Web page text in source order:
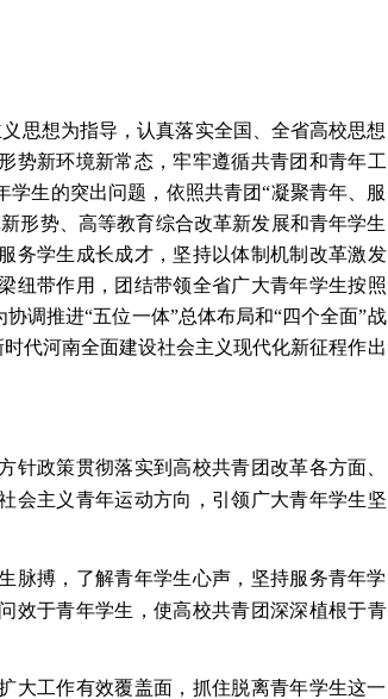
思想为指导，认真落实全国、全省高校思想
势新环境新常态，牢牢遵循共青团和青年工
生的突出问题，依照共青团“凝聚青年、服
形势、高等教育综合改革新发展和青年学生
务学生成长成才，坚持以体制机制改革激发
纽带作用，团结带领全省广大青年学生按照
调推进“五位一体”总体布局和“四个全面”战
代河南全面建设社会主义现代化新征程作出
政策贯彻落实到高校共青团改革各方面、
会主义青年运动方向，引领广大青年学生坚
脉搏，了解青年学生心声，坚持服务青年学
效于青年学生，使高校共青团深深植根于青
大工作有效覆盖面，抓住脱离青年学生这一